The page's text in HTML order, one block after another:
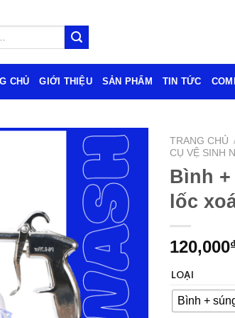
CHỦ GIỚI THIỆU SẢN PHẨM TIN TỨC
TRANG CHỦ
CỤ VỆ SINH
Bình
lốc
120,000
LOẠI
Bình +